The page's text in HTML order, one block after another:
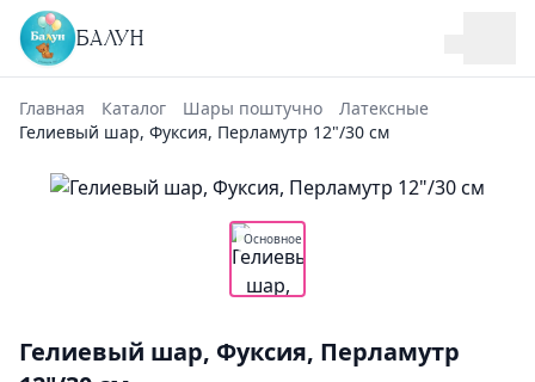
БАЛУН
Главная Каталог Шары поштучно
Латексные
Гелиевый шар, Фуксия, Перламутр 12"/30 см
Основное
Гелиевый шар, Фуксия, Перламутр